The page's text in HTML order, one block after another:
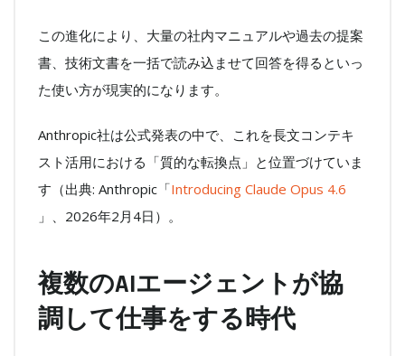
この進化により、大量の社内マニュアルや過去の提案
書、技術文書を一括で読み込ませて回答を得るといっ
た使い方が現実的になります。
Anthropic社は公式発表の中で、これを長文コンテキ
スト活用における「質的な転換点」と位置づけていま
す（出典: Anthropic「Introducing Claude Opus 4.6
」、2026年2月4日）。
複数のAIエージェントが協
調して仕事をする時代